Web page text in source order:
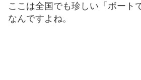
ここは全国でも珍しい「ボート
なんですよね。